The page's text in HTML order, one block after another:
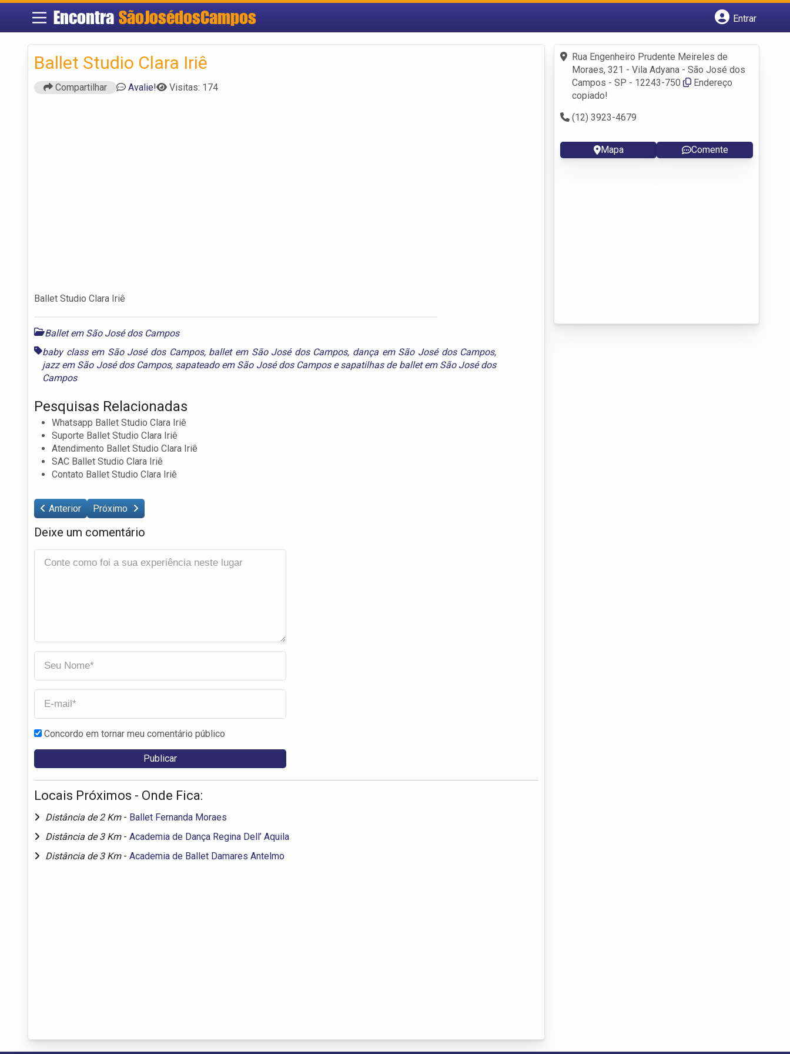
Encontra SãoJosédosCampos
Entrar
Fazer login
Criar conta
Ballet Studio Clara Iriê
Compartilhar Avalie! Visitas: 174
Ballet Studio Clara Iriê
Ballet em São José dos Campos
baby class em São José dos Campos, ballet em São José dos Campos, dança em São José dos Campos,
jazz em São José dos Campos, sapateado em São José dos Camposesapatilhas de ballet em São José dos
Campos
Pesquisas Relacionadas
Whatsapp Ballet Studio Clara Iriê
Suporte Ballet Studio Clara Iriê
Atendimento Ballet Studio Clara Iriê
SAC Ballet Studio Clara Iriê
Contato Ballet Studio Clara Iriê
Anterior Próximo
Deixe um comentário
Concordo em tornar meu comentário público
Locais Próximos - Onde Fica:
Distância de 2 Km - Ballet Fernanda Moraes
Distância de 3 Km - Academia de Dança Regina Dell’ Aquila
Distância de 3 Km - Academia de Ballet Damares Antelmo
Rua Engenheiro Prudente Meireles de
Moraes, 321 - Vila Adyana - São José dos
Campos - SP - 12243-750
Endereço
copiado!
(12) 3923-4679
Mapa Comente